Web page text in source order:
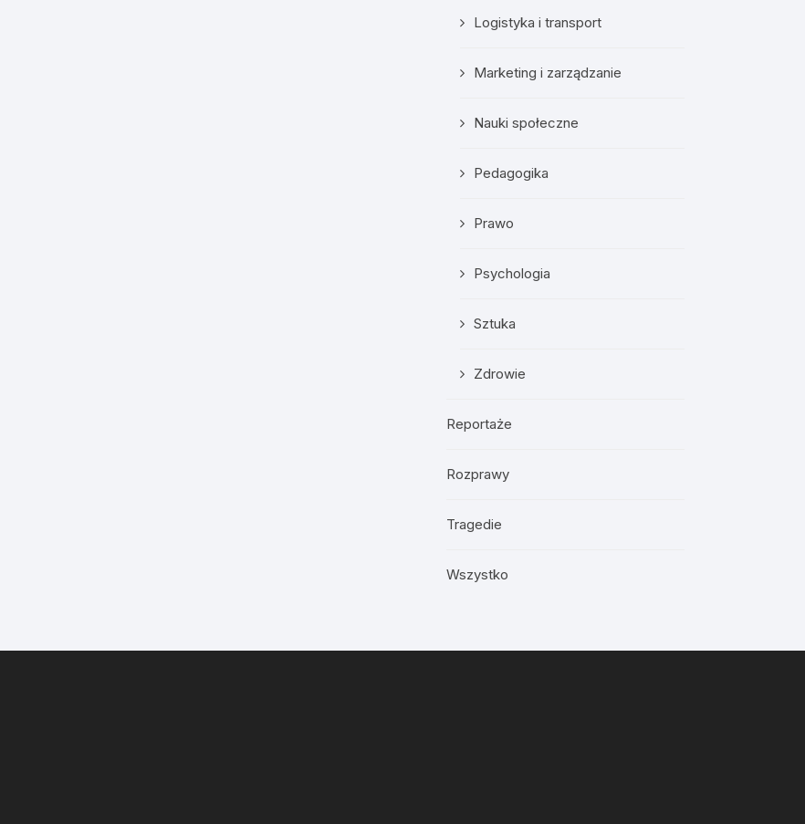
Logistyka i transport
Marketing i zarządzanie
Nauki społeczne
Pedagogika
Prawo
Psychologia
Sztuka
Zdrowie
Reportaże
Rozprawy
Tragedie
Wszystko